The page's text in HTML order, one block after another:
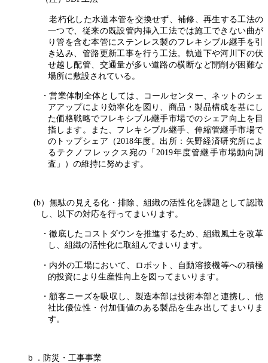
老朽化した水道本管を交換せず、補修、再生する工法の
一つで、従来の既設管内挿入工法では施工できない曲が
り管を含む本管にステンレス製のフレキシブル継手を引
き込み、管路更新工事を行う工法。軌道下や河川下の伏
せ越し配管、交通量が多い道路の横断など開削が困難な
場所に敷設されている。
・営業体制全体としては、コールセンター、ネットのシェ
アアップにより効率化を図り、商品・製品構成を基にし
た価格戦略でフレキシブル継手市場でのシェア向上を目
指します。また、フレキシブル継手、伸縮管継手市場で
のトップシェア（2018年度。出所：矢野経済研究所によ
るテクノフレックス宛の「2019年度管継手市場動向調
査」）の維持に努めます。
(b）無駄の見える化・排除、組織の活性化を課題として認識
し、以下の対応を行ってまいります。
・徹底したコストダウンを推進するため、組織風土を改革
し、組織の活性化に取組んでまいります。
・内外の工場において、ロボット、自動溶接機等への積極
的投資により生産性向上を図ってまいります。
・顧客ニーズを吸収し、製造本部は技術本部と連携し、他
社比優位性・付加価値のある製品を生み出してまいりま
す。
ｂ．防災・工事事業